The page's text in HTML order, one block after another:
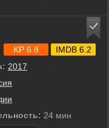
2017
24 мин
KP 6.8 IMDB 6.2